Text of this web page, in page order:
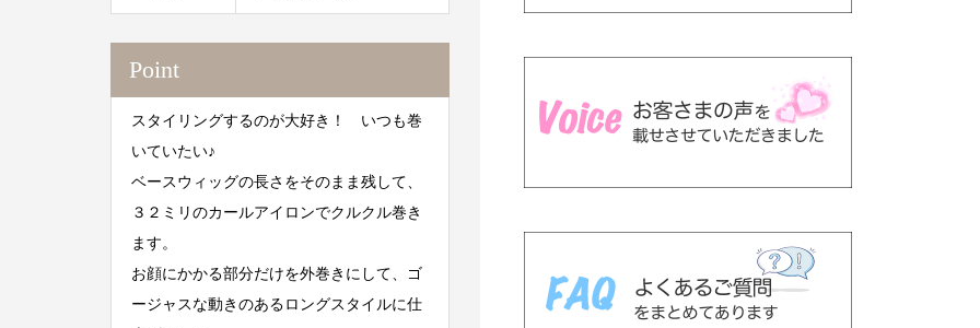
Point
スタイリングするのが大好き！ いつも巻
いていたい♪
ベースウィッグの長さをそのまま残して、
３２ミリのカールアイロンでクルクル巻き
ます。
お顔にかかる部分だけを外巻きにして、ゴ
ージャスな動きのあるロングスタイルに仕